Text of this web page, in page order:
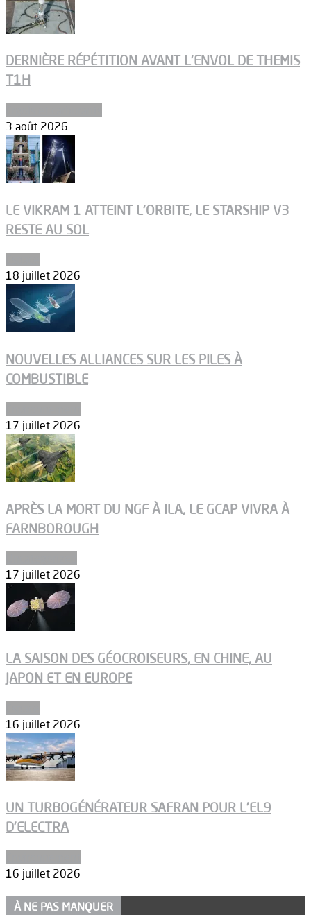
DERNIÈRE RÉPÉTITION AVANT L’ENVOL DE THEMIS
T1H
3 août 2026
LE VIKRAM 1 ATTEINT L’ORBITE, LE STARSHIP V3
RESTE AU SOL
18 juillet 2026
NOUVELLES ALLIANCES SUR LES PILES À
COMBUSTIBLE
17 juillet 2026
APRÈS LA MORT DU NGF À ILA, LE GCAP VIVRA À
FARNBOROUGH
17 juillet 2026
LA SAISON DES GÉOCROISEURS, EN CHINE, AU
JAPON ET EN EUROPE
16 juillet 2026
UN TURBOGÉNÉRATEUR SAFRAN POUR L’EL9
D’ELECTRA
16 juillet 2026
À NE PAS MANQUER